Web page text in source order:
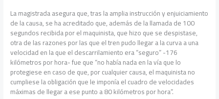
La magistrada asegura que, tras la amplia instrucción y enjuiciamiento
de la causa, se ha acreditado que, además de la llamada de 100
segundos recibida por el maquinista, que hizo que se despistase,
otra de las razones por las que el tren pudo llegar a la curva a una
velocidad en la que el descarrilamiento era “seguro” -176
kilómetros por hora- fue que “no había nada en la vía que lo
protegiese en caso de que, por cualquier causa, el maquinista no
cumpliese la obligación que le imponía el cuadro de velocidades
máximas de llegar a ese punto a 80 kilómetros por hora”.